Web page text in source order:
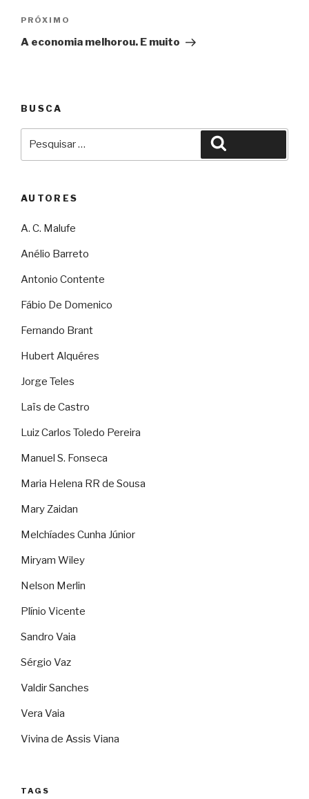
Próximo
PRÓXIMO
A economia melhorou. E muito
BUSCA
AUTORES
A. C. Malufe
Anélio Barreto
Antonio Contente
Fábio De Domenico
Fernando Brant
Hubert Alquéres
Jorge Teles
Laïs de Castro
Luiz Carlos Toledo Pereira
Manuel S. Fonseca
Maria Helena RR de Sousa
Mary Zaidan
Melchíades Cunha Júnior
Miryam Wiley
Nelson Merlin
Plínio Vicente
Sandro Vaia
Sérgio Vaz
Valdir Sanches
Vera Vaia
Vivina de Assis Viana
TAGS